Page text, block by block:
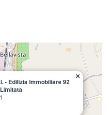
- Edilizia Immobiliare 92
×